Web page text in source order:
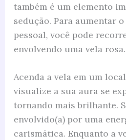
também é um elemento
sedução. Para aumentar
pessoal, você pode
envolvendo uma vela rosa.
Acenda a vela em um
visualize a sua aura se
tornando mais brilhante.
envolvido(a) por uma
carismática. Enquanto a